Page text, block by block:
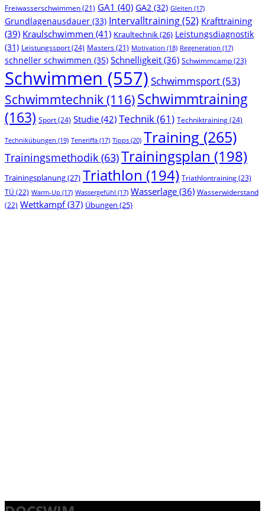
Freiwasserschwimmen (21) GA1 (40) GA2 (32) Gleiten (17)
Grundlagenausdauer (33) Intervalltraining(52) Krafttraining
(39) Kraulschwimmen (41) Kraultechnik(26) Leistungsdiagnostik
(31) Leistungssport(24) Masters (21) Motivation (18) Regeneration (17)
schneller schwimmen (35) Schnelligkeit (36) Schwimmcamp(23)
Schwimmen (557) Schwimmsport(53)
Schwimmtechnik(116)Schwimmtraining
(163) Sport(24) Studie (42) Technik(61) Techniktraining(24)
Technikübungen (19) Teneriffa (17) Tipps (20) Training (265)
Trainingsmethodik (63)Trainingsplan (198)
Trainingsplanung(27) Triathlon (194) Triathlontraining(23)
TÜ (22) Warm-Up (17) Wassergefühl (17) Wasserlage (36) Wasserwiderstand
(22) Wettkampf(37) Übungen (25)